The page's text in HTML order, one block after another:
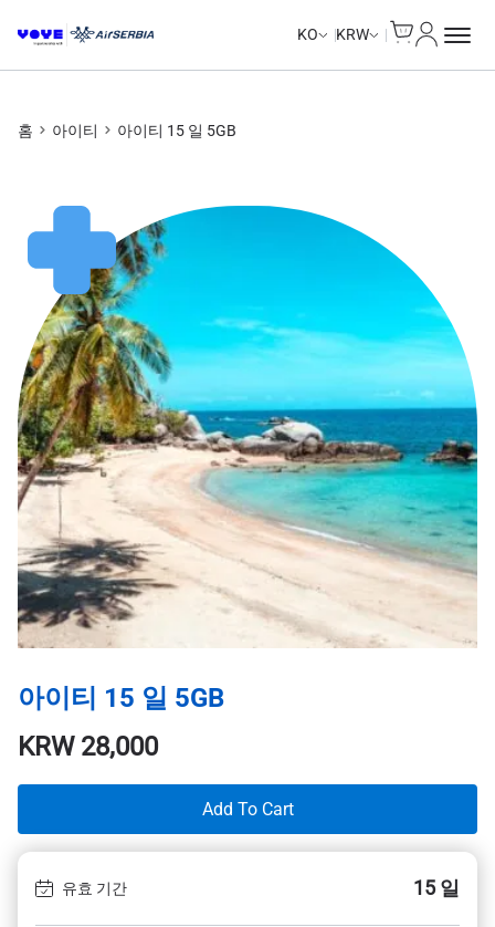
KO KRW
홈 아이티 아이티 15 일 5GB
아이티 15 일 5GB
KRW28,000
Add To Cart
유효 기간 15 일